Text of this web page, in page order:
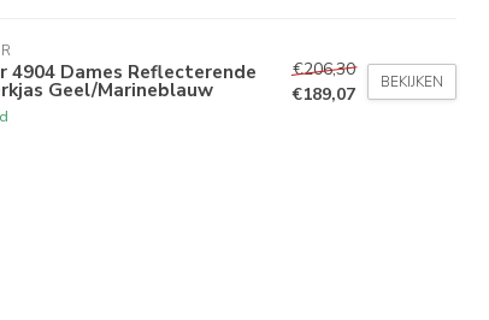
4904 Dames Reflecterende
Geel/Marineblauw
€206,30
€189,07
BEKIJKEN